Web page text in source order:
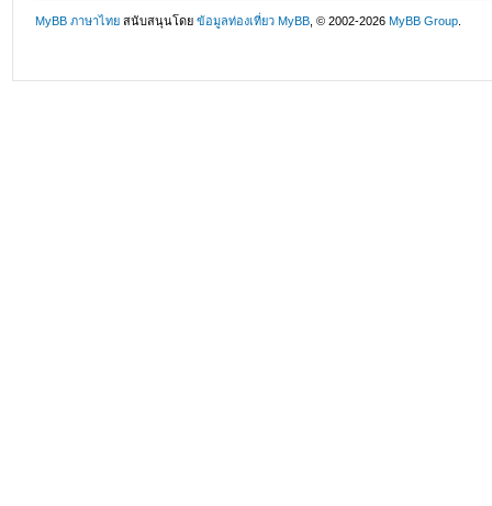
MyBB ภาษาไทย สนับสนุนโดยข้อมูลท่องเที่ยว MyBB , © 2002-2026MyBB Group